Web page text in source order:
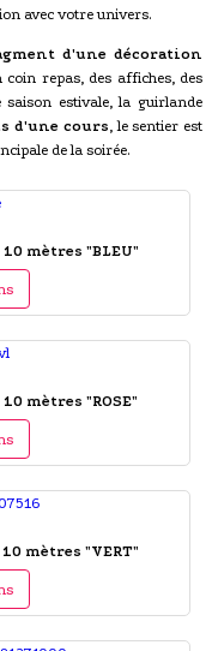
avec votre univers.
d'une décoration
repas, des affiches, des
estivale, la guirlande
d'une cours, le sentier est
de la soirée.
mètres "BLEU"
mètres "ROSE"
mètres "VERT"